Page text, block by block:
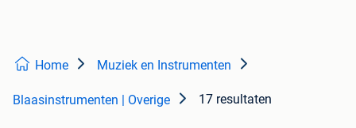
Home Muziek en Instrumenten
Blaasinstrumenten | Overige 17 resultaten